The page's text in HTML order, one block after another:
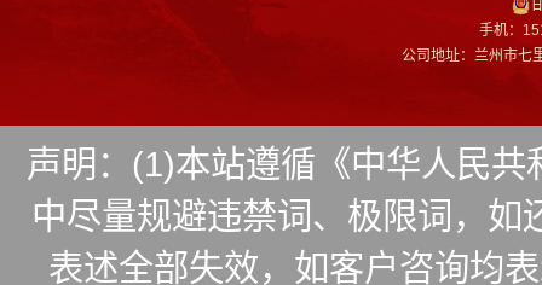
手机：
公司地址：兰州市
声明：(1)本站遵循《中华人民
中尽量规避违禁词、极限词，
表述全部失效，如客户咨询均